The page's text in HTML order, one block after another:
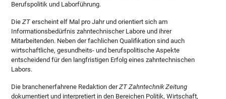
Berufspolitik und Laborführung.
DieZT erscheint elf Mal pro Jahr und orientiert sich am
Informationsbedürfnis zahntechnischer Labore und ihrer
Mitarbeitenden. Neben der fachlichen Qualifikation sind auch
wirtschaftliche, gesundheits- und berufspolitische Aspekte
entscheidend für den langfristigen Erfolg eines zahntechnischen
Labors.
Die branchenerfahrene Redaktion derZT Zahntechnik Zeitung
dokumentiert und interpretiert in den Bereichen Politik, Wirtschaft,